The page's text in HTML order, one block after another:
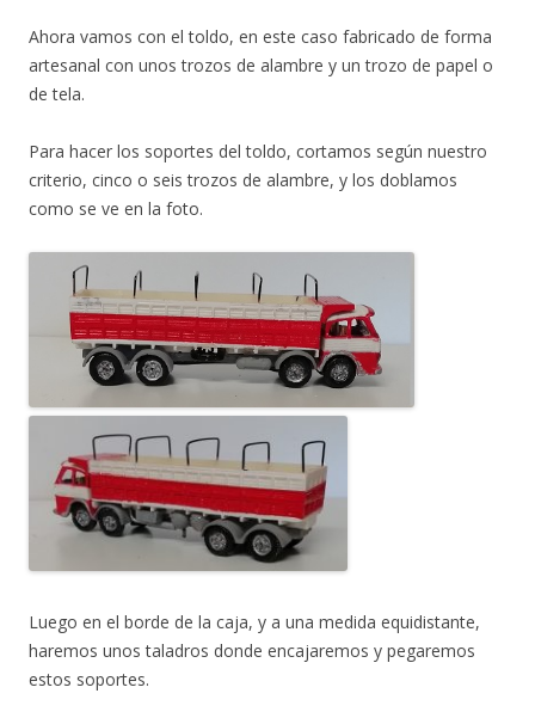
Ahora vamos con el toldo, en este caso fabricado de forma
artesanal con unos trozos de alambre y un trozo de papel o
de tela.
Para hacer los soportes del toldo, cortamos según nuestro
criterio, cinco o seis trozos de alambre, y los doblamos
como se ve en la foto.
Luego en el borde de la caja, y a una medida equidistante,
haremos unos taladros donde encajaremos y pegaremos
estos soportes.